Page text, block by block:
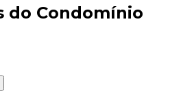
do Condomínio